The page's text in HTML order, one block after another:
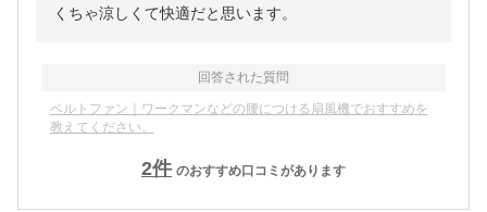
くちゃ涼しくて快適だと思います。
回答された質問
ベルトファン｜ワークマンなどの腰につける扇風機でおすすめを
教えてください。
2件 のおすすめ口コミがあります